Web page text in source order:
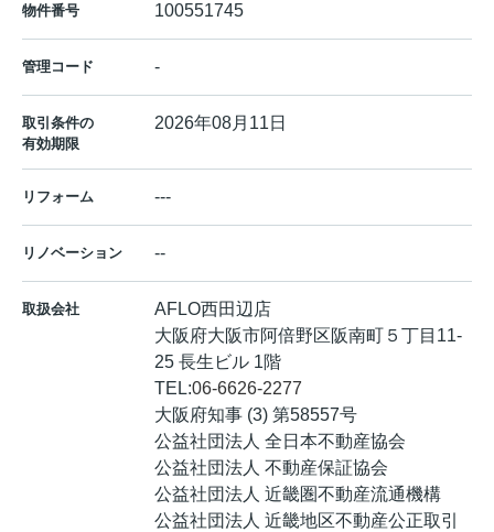
物件番号 100551745
管理コード -
取引条件の
有効期限
2026年08月11日
リフォーム ---
リノベーション --
取扱会社
AFLO西田辺店
大阪府大阪市阿倍野区阪南町５丁目11-
25 長生ビル 1階
TEL:06-6626-2277
大阪府知事 (3) 第58557号
公益社団法人 全日本不動産協会
公益社団法人 不動産保証協会
公益社団法人 近畿圏不動産流通機構
公益社団法人 近畿地区不動産公正取引